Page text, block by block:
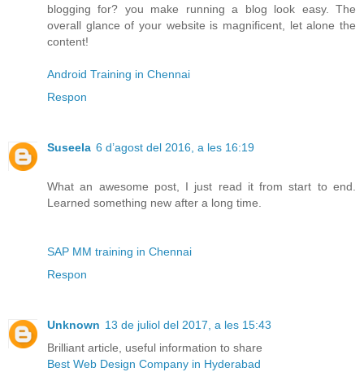
blogging for? you make running a blog look easy. The
overall glance of your website is magnificent, let alone the
content!
Android Training in Chennai
Respon
Suseela 6 d’agost del 2016, a les 16:19
What an awesome post, I just read it from start to end.
Learned something new after a long time.
SAP MM training in Chennai
Respon
Unknown 13 de juliol del 2017, a les 15:43
Brilliant article, useful information to share
Best Web Design Company in Hyderabad